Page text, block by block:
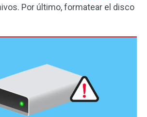
Por último, formatear el disco